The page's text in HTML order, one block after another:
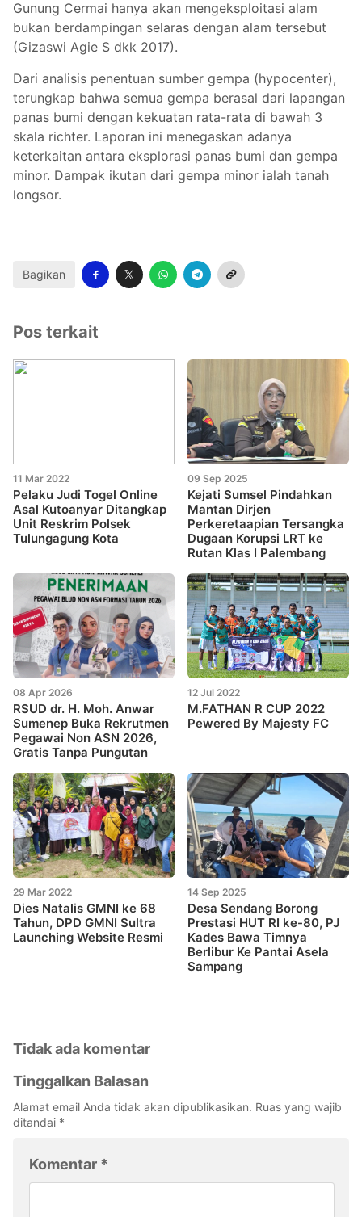
Gunung Cermai hanya akan mengeksploitasi alam
bukan berdampingan selaras dengan alam tersebut
(Gizaswi Agie S dkk 2017).
Dari analisis penentuan sumber gempa (hypocenter),
terungkap bahwa semua gempa berasal dari lapangan
panas bumi dengan kekuatan rata-rata di bawah 3
skala richter. Laporan ini menegaskan adanya
keterkaitan antara eksplorasi panas bumi dan gempa
minor. Dampak ikutan dari gempa minor ialah tanah
longsor.
Bagikan
Pos terkait
11 Mar 2022
Pelaku Judi Togel Online
Asal Kutoanyar Ditangkap
Unit Reskrim Polsek
Tulungagung Kota
09 Sep 2025
Kejati Sumsel Pindahkan
Mantan Dirjen
Perkeretaapian Tersangka
Dugaan Korupsi LRT ke
Rutan Klas I Palembang
08 Apr 2026
RSUD dr. H. Moh. Anwar
Sumenep Buka Rekrutmen
Pegawai Non ASN 2026,
Gratis Tanpa Pungutan
12 Jul 2022
M.FATHAN R CUP 2022
Pewered By Majesty FC
29 Mar 2022
Dies Natalis GMNI ke 68
Tahun, DPD GMNI Sultra
Launching Website Resmi
14 Sep 2025
Desa Sendang Borong
Prestasi HUT RI ke-80, PJ
Kades Bawa Timnya
Berlibur Ke Pantai Asela
Sampang
Tidak ada komentar
Tinggalkan Balasan
Alamat email Anda tidak akan dipublikasikan. Ruas yang wajib
ditandai *
Komentar *